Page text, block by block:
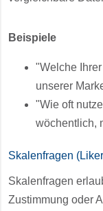
Beispiele
"Welche
unserer
"Wie oft
wöchentlich,
Skalenfragen
Skalenfragen
Zustimmung oder